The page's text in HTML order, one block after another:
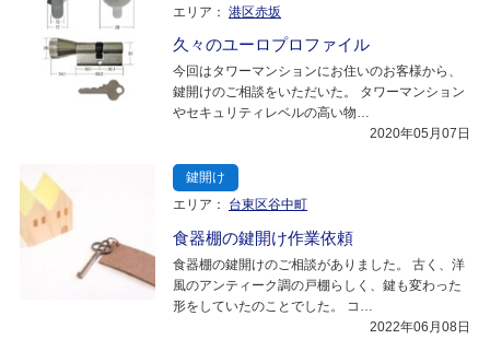
エリア： 港区赤坂
久々のユーロプロファイル
今回はタワーマンションにお住いのお客様から、
鍵開けのご相談をいただいた。 タワーマンション
やセキュリティレベルの高い物…
2020年05月07日
鍵開け
エリア：
台東区谷中町
食器棚の鍵開け作業依頼
食器棚の鍵開けのご相談がありました。 古く、洋
風のアンティーク調の戸棚らしく、鍵も変わった
形をしていたのことでした。 コ…
2022年06月08日